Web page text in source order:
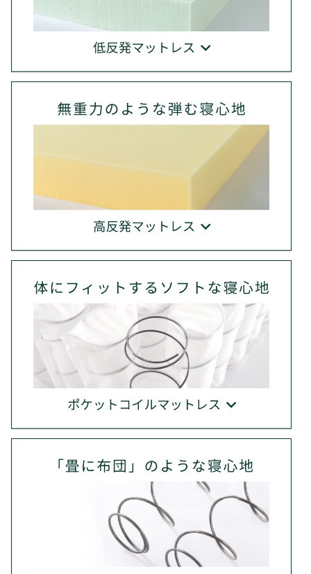
○ダブル：コンパクトなふたり用サイズ。高級ホテ
ルのように、ひとりで贅沢に眠りたいという方にも
おすすめのサイズです。
○クイーン・キング：ゆったりとしたふたり用サイ
ズ。ご夫婦やカップルにおすすめのサイズです。キン
グサイズは、ファミリーベッドとして家族3人で寝て
も十分な広さです。
ングが体を「点」で支えるため、体圧分散性に優れ
ています。振動が伝わりづらいので、隣の人の眠りを
邪魔しません。
スプリングが体を「面」で支えるため、体が沈み込
みすぎません。硬めの寝心地で、通気性にも優れて